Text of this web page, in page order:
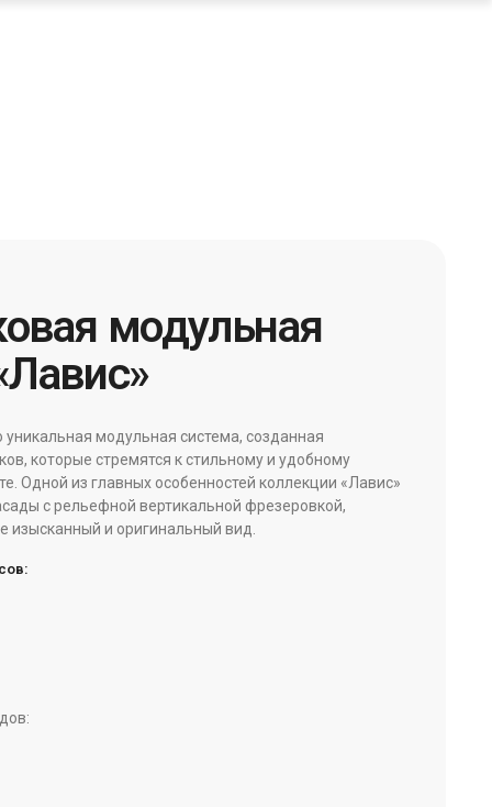
модульная
модульная система, созданная
которые стремятся к стильному и удобному
Одной из главных особенностей коллекции «Лавис»
с рельефной вертикальной фрезеровкой,
изысканный и оригинальный вид.